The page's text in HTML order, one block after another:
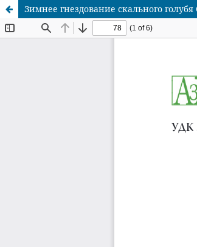
Зимнее гнездование скального